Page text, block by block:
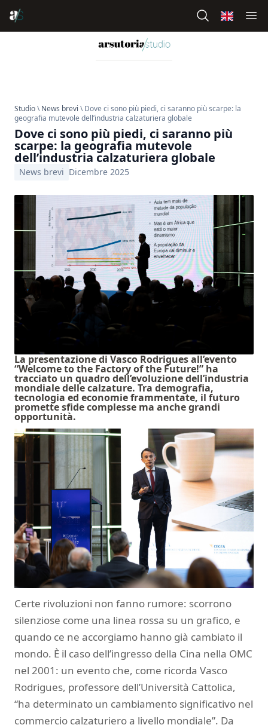
Studio\News brevi \ Dove ci sono più piedi, ci saranno più scarpe: la
geografia mutevole dell’industria calzaturiera globale
Dove ci sono più piedi, ci saranno più
scarpe: la geografia mutevole
dell’industria calzaturiera globale
News brevi Dicembre 2025
La presentazione di Vasco Rodrigues all’evento
“Welcome to the Factory of the Future!” ha
tracciato un quadro dell’evoluzione dell’industria
mondiale delle calzature. Tra demografia,
tecnologia ed economie frammentate, il futuro
promette sfide complesse ma anche grandi
opportunità.
Certe rivoluzioni non fanno rumore: scorrono
silenziose come una linea rossa su un grafico, e
quando ce ne accorgiamo hanno già cambiato il
mondo. È il caso dell’ingresso della Cina nella OMC
nel 2001: un evento che, come ricorda Vasco
Rodrigues, professore dell’Università Cattolica,
“ha determinato un cambiamento significativo nel
commercio calzaturiero a livello mondiale”. Da